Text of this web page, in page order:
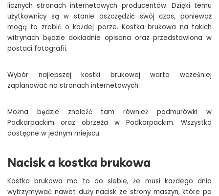
licznych stronach internetowych producentów. Dzięki temu
użytkownicy są w stanie oszczędzić swój czas, ponieważ
mogą to zrobić o każdej porze. Kostka brukowa na takich
witrynach będzie dokładnie opisana oraz przedstawiona w
postaci fotografii.
Wybór najlepszej kostki brukowej warto wcześniej
zaplanować na stronach internetowych.
Można będzie znaleźć tam również podmurówki w
Podkarpackim oraz obrzeża w Podkarpackim. Wszystko
dostępne w jednym miejscu.
Nacisk a kostka brukowa
Kostka brukowa ma to do siebie, że musi każdego dnia
wytrzymywać nawet duży nacisk ze strony maszyn, które po